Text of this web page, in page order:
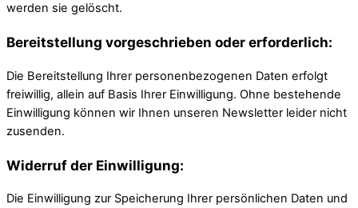
werden sie gelöscht.
Bereitstellung vorgeschrieben oder erforderlich:
Die Bereitstellung Ihrer personenbezogenen Daten erfolgt
freiwillig, allein auf Basis Ihrer Einwilligung. Ohne bestehende
Einwilligung können wir Ihnen unseren Newsletter leider nicht
zusenden.
Widerruf der Einwilligung:
Die Einwilligung zur Speicherung Ihrer persönlichen Daten und